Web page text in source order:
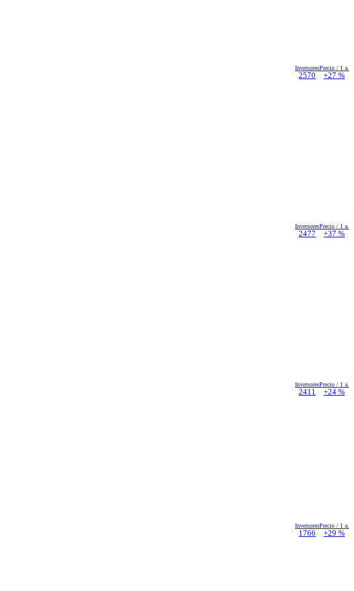
Inversores
2570
Precio / 1 a.
+27 %
Inversores
2477
Precio / 1 a.
+37 %
Inversores
2411
Precio / 1 a.
+24 %
Inversores
1766
Precio / 1 a.
+29 %